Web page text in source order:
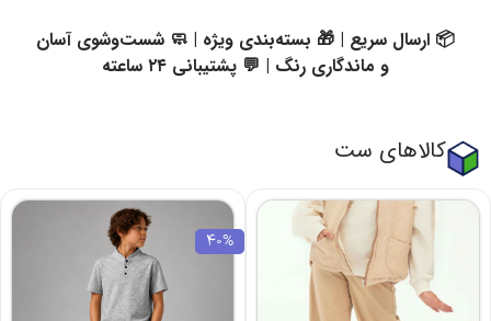
📦 ارسال سریع | 🎁 بسته‌بندی ویژه | 🧼 شست‌وشوی آسان
و ماندگاری رنگ | 💬 پشتیبانی ۲۴ ساعته
کالاهای ست
40%